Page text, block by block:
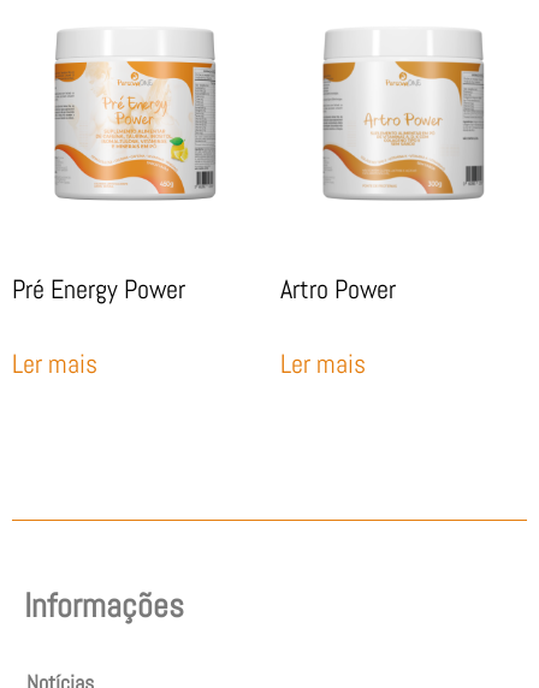
Pré Energy Power
Ler mais
Artro Power
Ler mais
Informações